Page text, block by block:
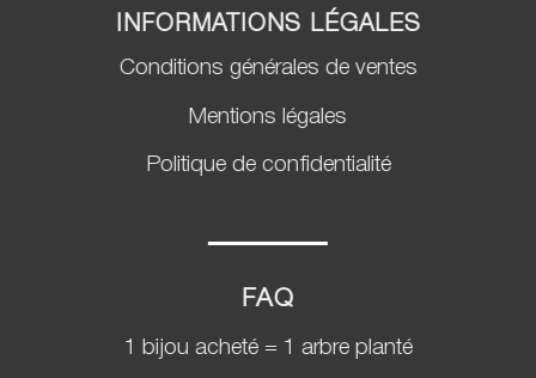
INFORMATIONS LÉGALES
Conditions générales de ventes
Mentions légales
Politique de confidentialité
FAQ
1 bijou acheté = 1 arbre planté